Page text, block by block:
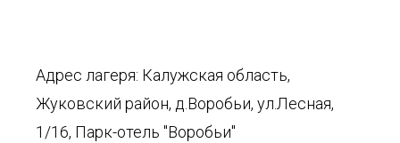
Адрес лагеря: Калужская область,
Жуковский район, д.Воробьи, ул.Лесная,
1/16, Парк-отель "Воробьи"